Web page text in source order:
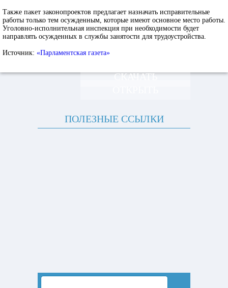
Также пакет законопроектов предлагает назначать исправительные
работы только тем осужденным, которые имеют основное место работы.
Уголовно-исполнительная инспекция при необходимости будет
направлять осужденных в службы занятости для трудоустройства.
Источник: «Парламентская газета»
СКАЧАТЬ
ПОЛЕЗНЫЕ ССЫЛКИ